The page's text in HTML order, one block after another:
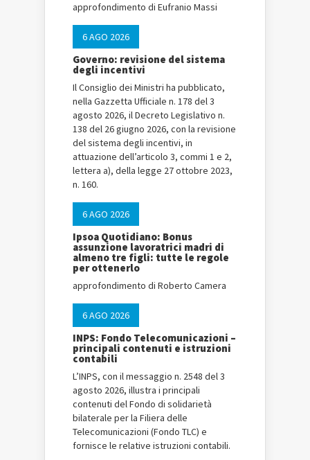
approfondimento di Eufranio Massi
6 AGO 2026
Governo: revisione del sistema
degli incentivi
Il Consiglio dei Ministri ha pubblicato,
nella Gazzetta Ufficiale n. 178 del 3
agosto 2026, il Decreto Legislativo n.
138 del 26 giugno 2026, con la revisione
del sistema degli incentivi, in
attuazione dell’articolo 3, commi 1 e 2,
lettera a), della legge 27 ottobre 2023,
n. 160.
6 AGO 2026
Ipsoa Quotidiano: Bonus
assunzione lavoratrici madri di
almeno tre figli: tutte le regole
per ottenerlo
approfondimento di Roberto Camera
6 AGO 2026
INPS: Fondo Telecomunicazioni –
principali contenuti e istruzioni
contabili
L’INPS, con il messaggio n. 2548 del 3
agosto 2026, illustra i principali
contenuti del Fondo di solidarietà
bilaterale per la Filiera delle
Telecomunicazioni (Fondo TLC) e
fornisce le relative istruzioni contabili.